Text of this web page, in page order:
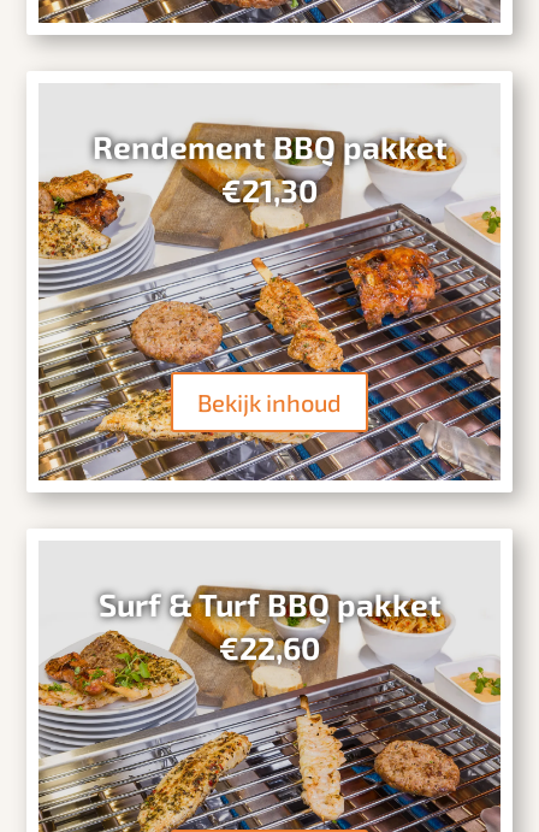
Rendement BBQ pakket
€21,30
Bekijk inhoud
Surf & Turf BBQ pakket
€22,60